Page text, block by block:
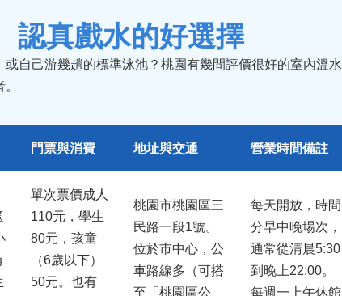
認真戲水的好選擇
自己游幾趟的標準泳池？桃園有幾間評價很好的室內溫水
門票與消費 地址與交通 營業時間備註
單次票價成人
110元，學生
80元，孩童
（6歲以下）
50元。也有
桃園市桃園區三
民路一段1號。
位於市中心，公
車路線多（可搭
至「桃園區公
每天開放，時間
分早中晚場次，
通常從清晨5:30
到晚上22:00。
每週一上午休館